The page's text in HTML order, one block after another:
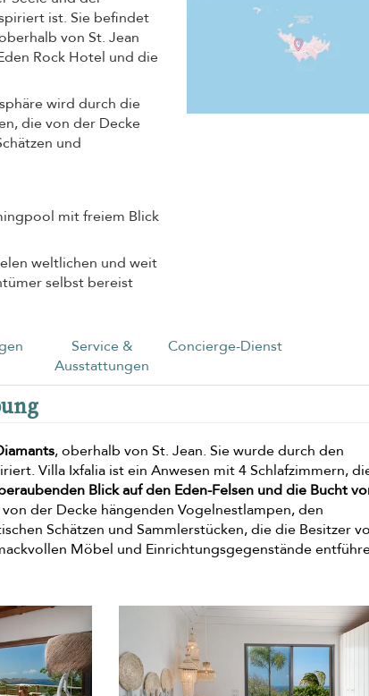
ist. Sie befindet
von St. Jean
Rock Hotel und die
wird durch die
die von der Decke
und
mit freiem Blick
weltlichen und weit
selbst bereist
Service &
Ausstattungen
Concierge-Dienst
, oberhalb von St. Jean. Sie wurde durch den
Villa Ixfalia ist ein Anwesen mit 4 Schlafzimmern,
Blick auf den Eden-Felsen und die Bucht
der Decke hängenden Vogelnestlampen, den
Schätzen und Sammlerstücken, die die Besitzer
Möbel und Einrichtungsgegenstände